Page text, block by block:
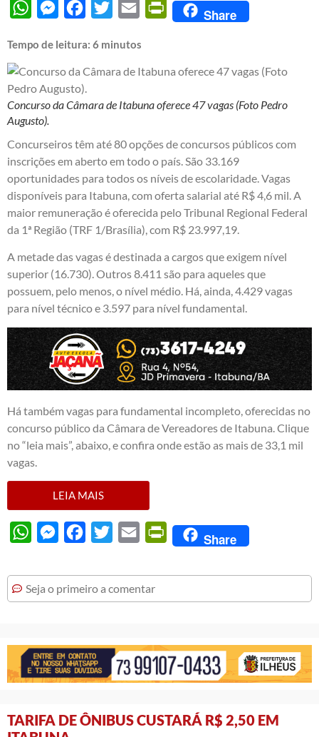
WhatsAppMessengerFacebook
Twitter Email PrintFriendly
Share
Tempo de leitura: 6 minutos
Concurso da Câmara de Itabuna oferece 47 vagas (Foto Pedro
Augusto).
Concurseiros têm até 80 opções de concursos públicos com
inscrições em aberto em todo o país. São 33.169
oportunidades para todos os níveis de escolaridade. Vagas
disponíveis para Itabuna, com oferta salarial até R$ 4,6 mil. A
maior remuneração é oferecida pelo Tribunal Regional Federal
da 1ª Região (TRF 1/Brasília), com R$ 23.997,19.
A metade das vagas é destinada a cargos que exigem nível
superior (16.730). Outros 8.411 são para aqueles que
possuem, pelo menos, o nível médio. Há, ainda, 4.429 vagas
para nível técnico e 3.597 para nível fundamental.
Há também vagas para fundamental incompleto, oferecidas no
concurso público da Câmara de Vereadores de Itabuna. Clique
no “leia mais”, abaixo, e confira onde estão as mais de 33,1 mil
vagas.
LEIA MAIS
WhatsAppMessengerFacebook
Twitter Email PrintFriendly
Share
Seja o primeiro a comentar
TARIFA DE ÔNIBUS CUSTARÁ R$ 2,50 EM